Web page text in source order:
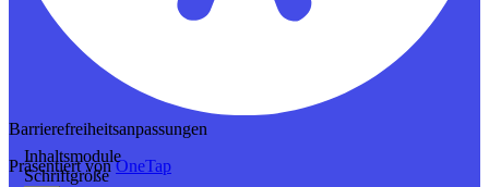
Barrierefreiheitsanpassungen
Präsentiert vonOneTap
Inhaltsmodule
Schriftgröße